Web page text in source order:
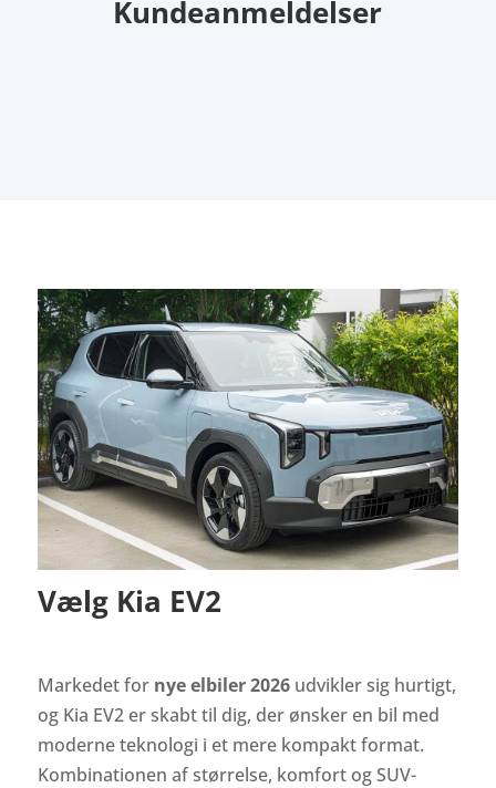
Kundeanmeldelser
Vælg Kia EV2
Markedet for nye elbiler 2026udvikler sig hurtigt,
og Kia EV2 er skabt til dig, der ønsker en bil med
moderne teknologi i et mere kompakt format.
Kombinationen af størrelse, komfort og SUV-